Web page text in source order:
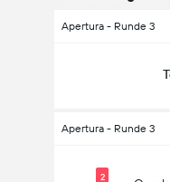
Apertura - Runde 3
Apertura - Runde 3
2